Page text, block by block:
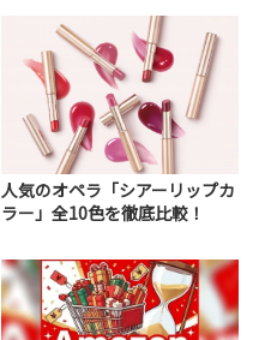
人気のオペラ「シアーリップカ
ラー」全10色を徹底比較！